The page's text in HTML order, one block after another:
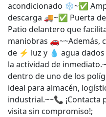
acondicionado ❄️~✅
descarga 🚚~✅ Puerta
Patio delantero que
maniobras 🚗~~Además,
de ⚡ luz y 💧 agua
la actividad de
dentro de uno de los
ideal para almacén,
industrial.~~📞 ¡Contacta
visita sin compromiso!;